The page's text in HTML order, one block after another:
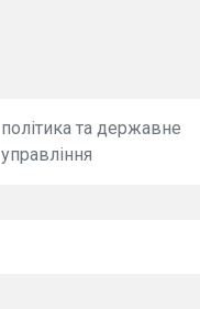
політика та державне
управління